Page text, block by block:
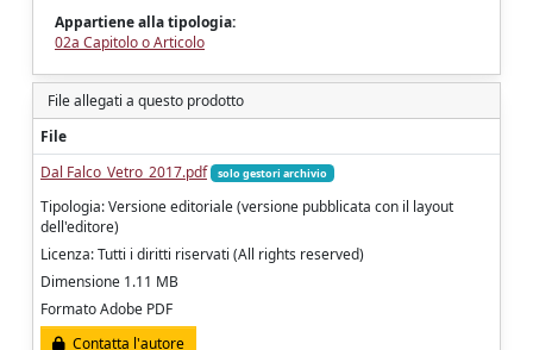
Appartiene alla tipologia:
02a Capitolo o Articolo
File allegati a questo prodotto
File
Dal Falco_Vetro_2017.pdf
solo gestori archivio
Tipologia: Versione editoriale (versione pubblicata con il layout
dell'editore)
Licenza: Tutti i diritti riservati (All rights reserved)
Dimensione 1.11 MB
Formato Adobe PDF
Contatta l'autore